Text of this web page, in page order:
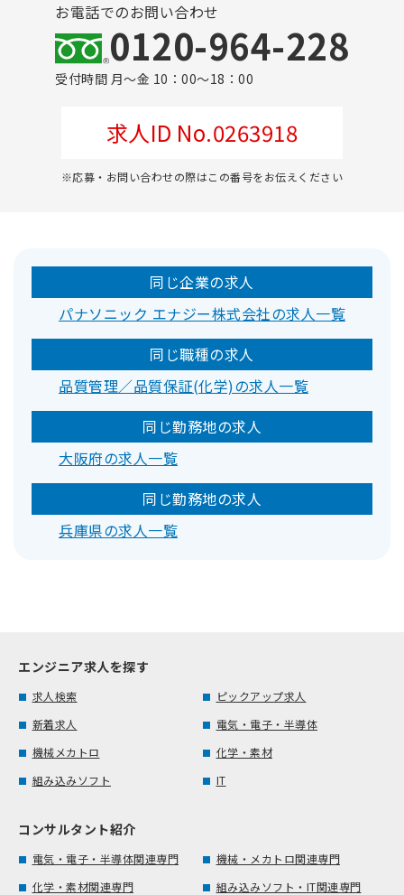
お電話でのお問い合わせ
0120-964-228
受付時間 月～金 10：00～18：00
求人ID No.0263918
※応募・お問い合わせの際はこの番号をお伝えください
同じ企業の求人
パナソニック エナジー株式会社の求人一覧
同じ職種の求人
品質管理／品質保証(化学)の求人一覧
同じ勤務地の求人
大阪府の求人一覧
同じ勤務地の求人
兵庫県の求人一覧
エンジニア求人を探す
求人検索
ピックアップ求人
新着求人
電気・電子・半導体
機械メカトロ
化学・素材
組み込みソフト
IT
コンサルタント紹介
電気・電子・半導体関連専門
機械・メカトロ関連専門
化学・素材関連専門
組み込みソフト・IT関連専門